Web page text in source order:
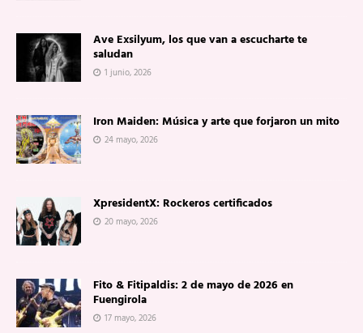
Ave Exsilyum, los que van a escucharte te
saludan
1 junio, 2026
Iron Maiden: Música y arte que forjaron un mito
24 mayo, 2026
XpresidentX: Rockeros certificados
20 mayo, 2026
Fito & Fitipaldis: 2 de mayo de 2026 en
Fuengirola
17 mayo, 2026